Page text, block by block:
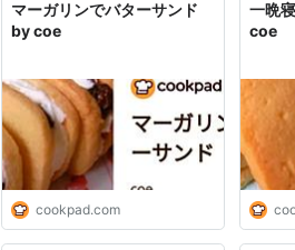
マーガリンでバターサンド
by coe
cookpad.com
一晩
coe